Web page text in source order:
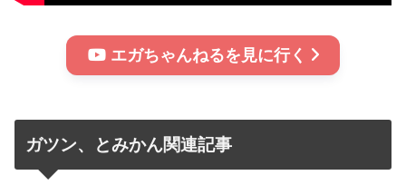
エガちゃんねるを見に行く
ガツン、とみかん関連記事